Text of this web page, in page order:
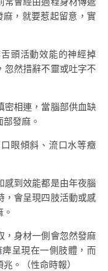
，就要惹起留意，實
頭活動效能的神經掉
忽然措辭不靈或吐字不
密相連，當腦部供血缺
發麻。
眼傾斜、流口水等癥
感到效能都是由年夜腦
，會呈現四肢活動或感
，身材一側會忽然發麻
痺呈現在一側肢體，而
。（性命時報）